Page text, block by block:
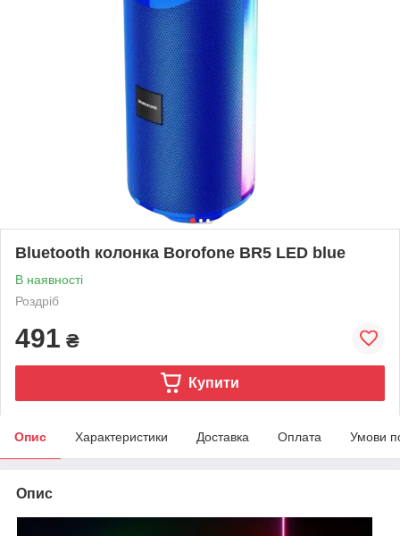
Bluetooth колонка Borofone BR5 LED blue
В наявності
Роздріб
491 ₴
Купити
Опис Характеристики Доставка Оплата Умови
Опис